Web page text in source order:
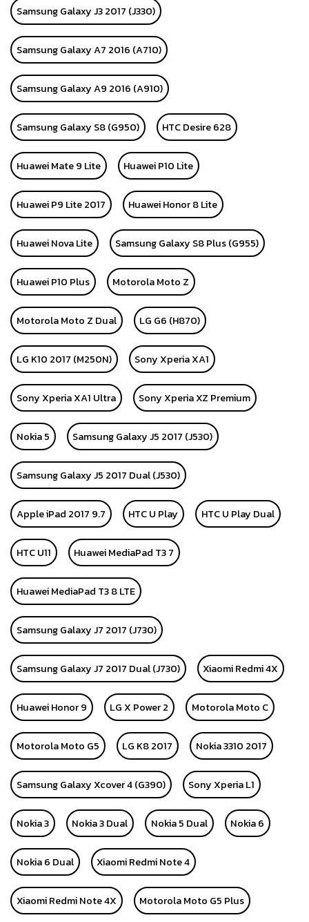
Samsung Galaxy J3 2017 (J330)
Samsung Galaxy A7 2016 (A710)
Samsung Galaxy A9 2016 (A910)
Samsung Galaxy S8 (G950) HTC Desire 628
Huawei Mate 9 Lite Huawei P10 Lite
Huawei P9 Lite 2017 Huawei Honor 8 Lite
Huawei Nova Lite Samsung Galaxy S8 Plus (G955)
Huawei P10 Plus Motorola Moto Z
Motorola Moto Z Dual LG G6 (H870)
LG K10 2017 (M250N) Sony Xperia XA1
Sony Xperia XA1 Ultra Sony Xperia XZ Premium
Nokia 5 Samsung Galaxy J5 2017 (J530)
Samsung Galaxy J5 2017 Dual (J530)
Apple iPad 2017 9.7 HTC U Play HTC U Play Dual
HTC U11 Huawei MediaPad T3 7
Huawei MediaPad T3 8 LTE
Samsung Galaxy J7 2017 (J730)
Samsung Galaxy J7 2017 Dual (J730) Xiaomi Redmi 4X
Huawei Honor 9 LG X Power 2 Motorola Moto C
Motorola Moto G5 LG K8 2017 Nokia 3310 2017
Samsung Galaxy Xcover 4 (G390) Sony Xperia L1
Nokia 3 Nokia 3 Dual Nokia 5 Dual Nokia 6
Nokia 6 Dual Xiaomi Redmi Note 4
Xiaomi Redmi Note 4X Motorola Moto G5 Plus